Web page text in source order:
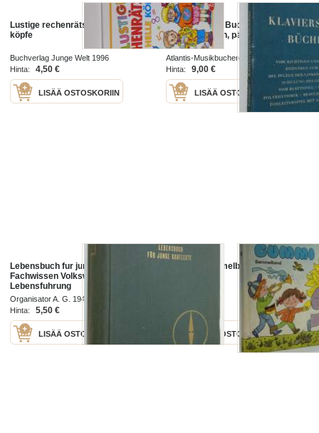
Lustige rechenrätsel fur helle
köpfe
Buchverlag Junge Welt 1996
Hinta:
4,50 €
LISÄÄ OSTOSKORIIN
Klavierspieler Buchlein : winke fur
junge pianisten, pädagogen und
liebhaber
Atlantis-Musikbucherei 1954
Hinta:
9,00 €
LISÄÄ OSTOSKORIIN
Lebensbuch fur junge Kaufleute :
Fachwissen Volkswirtschaft
Lebensfuhrung
Organisator A. G. 1948
Hinta:
5,50 €
LISÄÄ OSTOSKORIIN
Bummi : sammelband 49
Hinta:
7,50 €
LISÄÄ OSTOSKORIIN